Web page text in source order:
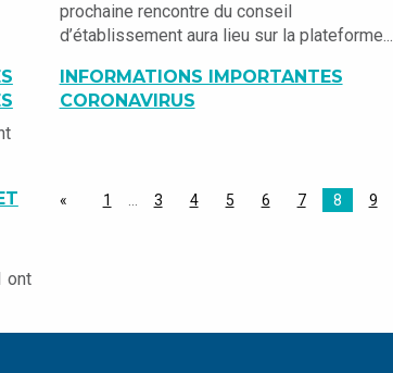
prochaine rencontre du conseil
d’établissement aura lieu sur la plateforme...
INFORMATIONS IMPORTANTES
CORONAVIRUS
ont
1 3 4 5 6 7 8 9